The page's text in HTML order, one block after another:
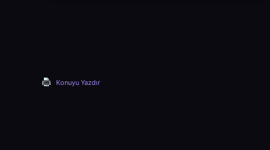
Konuyu Yazdır